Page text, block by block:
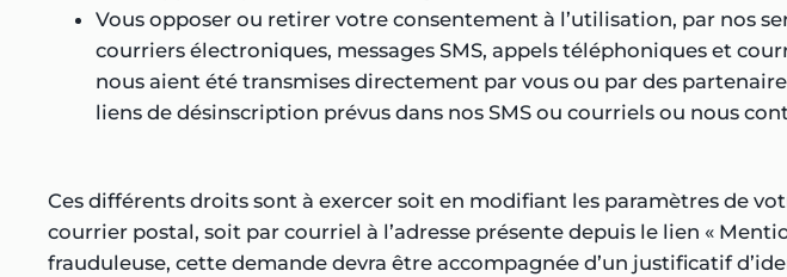
Vous opposer ou retirer votre consentement à l’utilisation, par nos
courriers électroniques, messages SMS, appels téléphoniques et
nous aient été transmises directement par vous ou par des
liens de désinscription prévus dans nos SMS ou courriels ou nous
Ces différents droits sont à exercer soit en modifiant les paramètres de
courrier postal, soit par courriel à l’adresse présente depuis le lien «
frauduleuse, cette demande devra être accompagnée d’un justificatif